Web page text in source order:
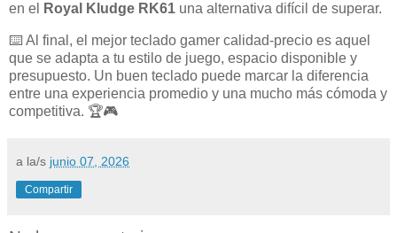
en el
Royal Kludge RK61 una alternativa difícil de superar.
⌨️ Al final, el mejor teclado gamer calidad-precio es aquel
que se adapta a tu estilo de juego, espacio disponible y
presupuesto. Un buen teclado puede marcar la diferencia
entre una experiencia promedio y una mucho más cómoda y
competitiva. 🏆🎮
a la/s junio 07, 2026
Compartir